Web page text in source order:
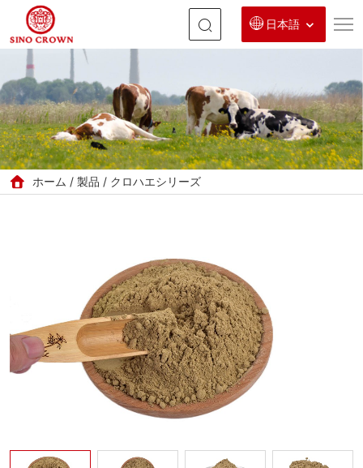
日本語
脂
ブ
ラ
ッ
ク
ー
フ
プ
ホーム 製品 クロハエシリーズ